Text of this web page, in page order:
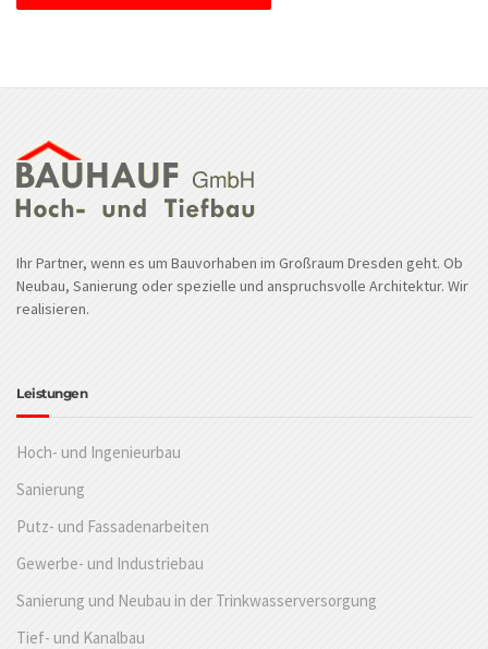
Ihr Partner, wenn es um Bauvorhaben im Großraum Dresden geht. Ob
Neubau, Sanierung oder spezielle und anspruchsvolle Architektur. Wir
realisieren.
Leistungen
Hoch- und Ingenieurbau
Sanierung
Putz- und Fassadenarbeiten
Gewerbe- und Industriebau
Sanierung und Neubau in der Trinkwasserversorgung
Tief- und Kanalbau